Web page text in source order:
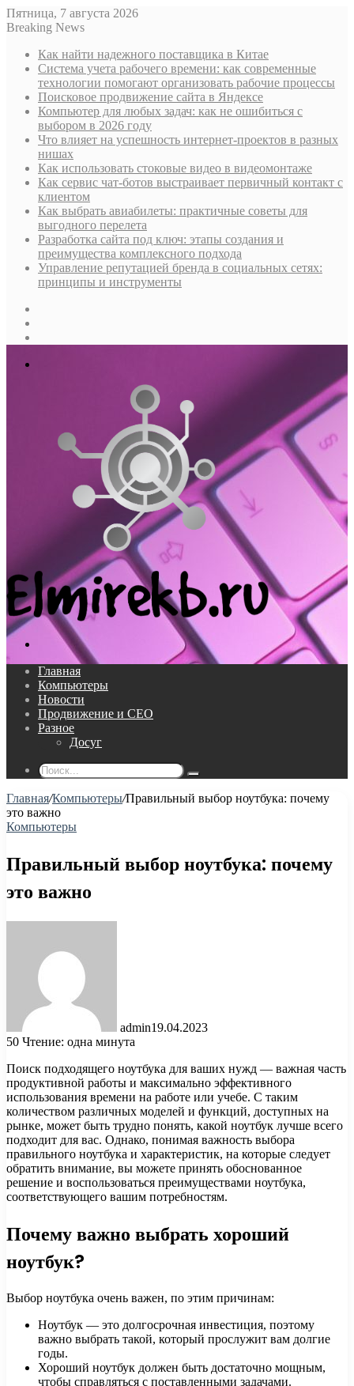
Пятница, 7 августа 2026
Breaking News
Как найти надежного поставщика в Китае
Система учета рабочего времени: как современные
технологии помогают организовать рабочие процессы
Поисковое продвижение сайта в Яндексе
Компьютер для любых задач: как не ошибиться с
выбором в 2026 году
Что влияет на успешность интернет-проектов в разных
нишах
Как использовать стоковые видео в видеомонтаже
Как сервис чат-ботов выстраивает первичный контакт с
клиентом
Как выбрать авиабилеты: практичные советы для
выгодного перелета
Разработка сайта под ключ: этапы создания и
преимущества комплексного подхода
Управление репутацией бренда в социальных сетях:
принципы и инструменты
Поиск...
Главная
Компьютеры
Новости
Продвижение и СЕО
Разное
Досуг
Поиск...
Главная/Компьютеры/Правильный выбор ноутбука: почему
это важно
Компьютеры
Правильный выбор ноутбука: почему
это важно
admin19.04.2023
50 Чтение: одна минута
Поиск подходящего ноутбука для ваших нужд — важная часть
продуктивной работы и максимально эффективного
использования времени на работе или учебе. С таким
количеством различных моделей и функций, доступных на
рынке, может быть трудно понять, какой ноутбук лучше всего
подходит для вас. Однако, понимая важность выбора
правильного ноутбука и характеристик, на которые следует
обратить внимание, вы можете принять обоснованное
решение и воспользоваться преимуществами ноутбука,
соответствующего вашим потребностям.
Почему важно выбрать хороший
ноутбук?
Выбор ноутбука очень важен, по этим причинам:
Ноутбук — это долгосрочная инвестиция, поэтому
важно выбрать такой, который прослужит вам долгие
годы.
Хороший ноутбук должен быть достаточно мощным,
чтобы справляться с поставленными задачами.